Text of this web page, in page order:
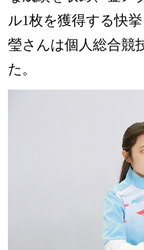
ル1枚を獲得する快
瑩さんは個人総合競
た。